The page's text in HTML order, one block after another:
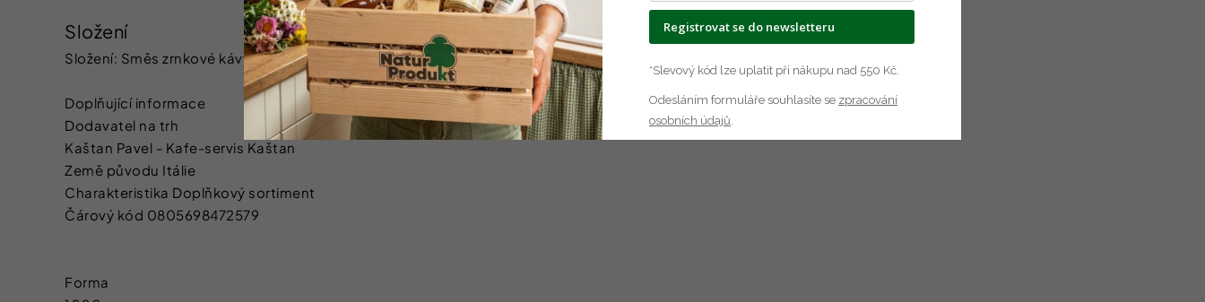
Složení
Složení: Směs zrnkové kávy 100 % Arabica
Doplňující informace
Dodavatel na trh
Kaštan Pavel - Kafe-servis Kaštan
Země původu Itálie
Charakteristika Doplňkový sortiment
Čárový kód 0805698472579
Forma
Registrovat se do newsletteru
*Slevový kód lze uplatit při nákupu nad 550 Kč.
Odesláním formuláře souhlasíte se zpracování
osobních údajů.